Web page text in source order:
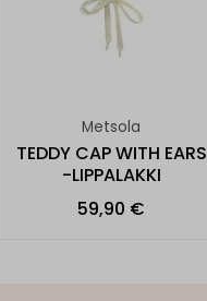
Metsola
TEDDY CAP WITH EARS
-LIPPALAKKI
59,90 €